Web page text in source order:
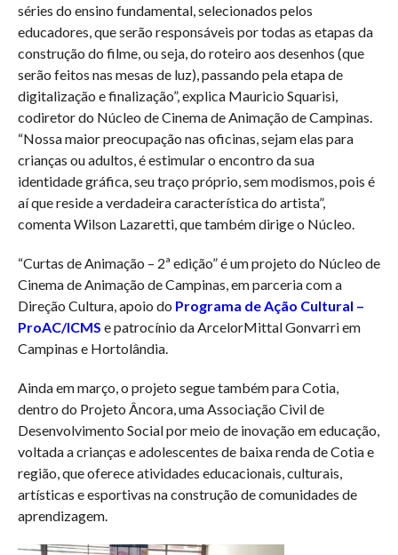
séries do ensino fundamental, selecionados pelos
educadores, que serão responsáveis por todas as etapas da
construção do filme, ou seja, do roteiro aos desenhos (que
serão feitos nas mesas de luz), passando pela etapa de
digitalização e finalização”, explica Mauricio Squarisi,
codiretor do Núcleo de Cinema de Animação de Campinas.
“Nossa maior preocupação nas oficinas, sejam elas para
crianças ou adultos, é estimular o encontro da sua
identidade gráfica, seu traço próprio, sem modismos, pois é
aí que reside a verdadeira característica do artista”,
comenta Wilson Lazaretti, que também dirige o Núcleo.
“Curtas de Animação – 2ª edição” é um projeto do Núcleo de
Cinema de Animação de Campinas, em parceria com a
Direção Cultura, apoio do Programa de Ação Cultural –
ProAC/ICMS e patrocínio da ArcelorMittal Gonvarri em
Campinas e Hortolândia.
Ainda em março, o projeto segue também para Cotia,
dentro do Projeto Âncora, uma Associação Civil de
Desenvolvimento Social por meio de inovação em educação,
voltada a crianças e adolescentes de baixa renda de Cotia e
região, que oferece atividades educacionais, culturais,
artísticas e esportivas na construção de comunidades de
aprendizagem.